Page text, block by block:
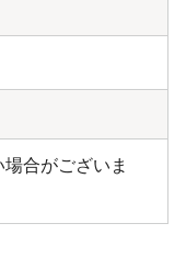
合がございま